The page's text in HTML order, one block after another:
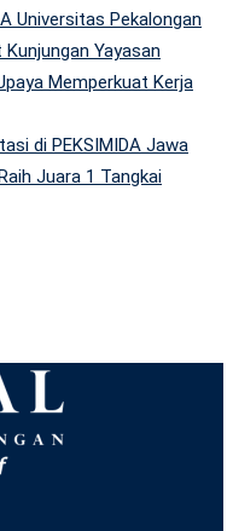
Universitas Pekalongan
Yayasan
Memperkuat Kerja
di PEKSIMIDA Jawa
Juara 1 Tangkai